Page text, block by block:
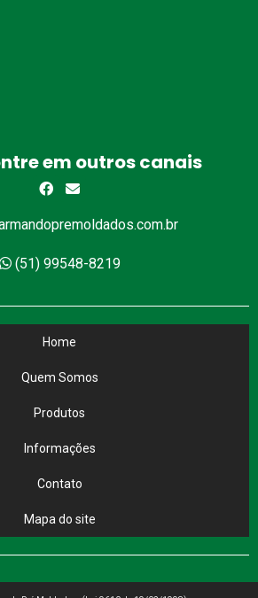
em outros canais
(51) 99548-8219
Home
Quem Somos
Produtos
Informações
Contato
Mapa do site